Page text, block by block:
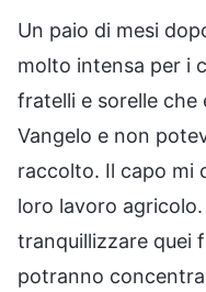
Un paio di mesi
molto intensa per i
fratelli e sorelle
Vangelo e non
raccolto. Il capo mi
loro lavoro
tranquillizzare quei
potranno